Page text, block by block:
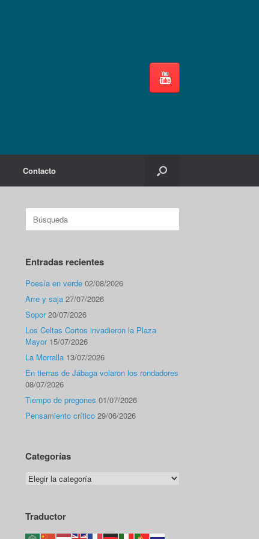
Contacto
Buscar:
Entradas recientes
Poesía en verde 02/08/2026
Arre y saja 27/07/2026
Sopor 20/07/2026
Los Celtas Cortos invadieron la Plaza
Mayor 15/07/2026
La Morralla 13/07/2026
En tierras de Jábaga volaron los rondadores
08/07/2026
Tiempo de pregones 01/07/2026
Pensamiento crítico 29/06/2026
Categorías
Categorías
Traductor